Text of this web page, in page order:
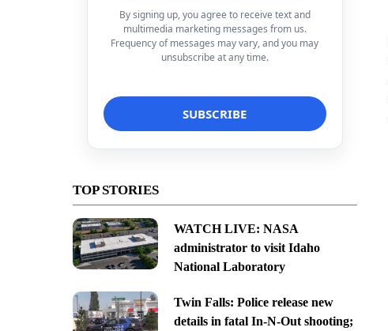
By signing up, you agree to receive text and
multimedia marketing messages from us.
Frequency of messages may vary, and you may
unsubscribe at any time.
TOP STORIES
WATCH LIVE: NASA
administrator to visit Idaho
National Laboratory
Twin Falls: Police release new
details in fatal In-N-Out shooting;